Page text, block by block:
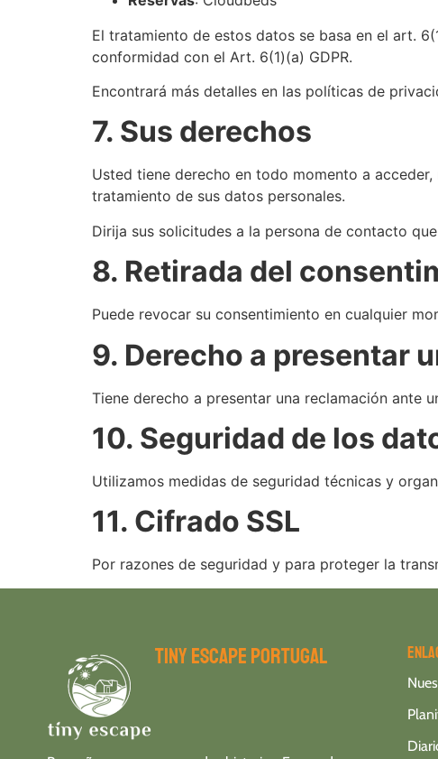
El tratamiento de estos datos se basa en el art.
conformidad con el Art. 6(1)(a) GDPR.
Encontrará más detalles en las políticas de
7. Sus derechos
Usted tiene derecho en todo momento a
tratamiento de sus datos personales.
Dirija sus solicitudes a la persona de contacto
8. Retirada del
Puede revocar su consentimiento en cualquier
9. Derecho a presentar
Tiene derecho a presentar una reclamación ante
10. Seguridad de los
Utilizamos medidas de seguridad técnicas y
11. Cifrado SSL
Por razones de seguridad y para proteger la
tiny escape portugal